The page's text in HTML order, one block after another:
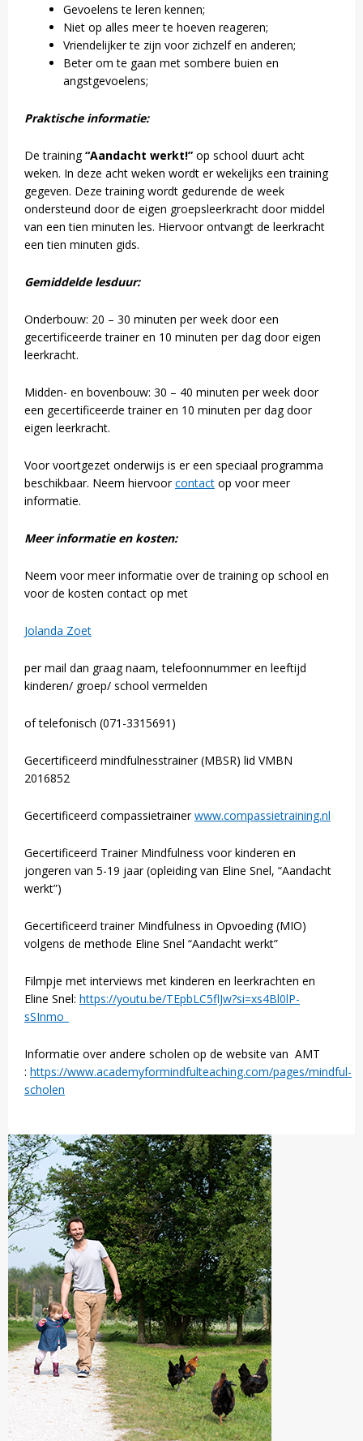
Gevoelens te leren kennen;
Niet op alles meer te hoeven reageren;
Vriendelijker te zijn voor zichzelf en anderen;
Beter om te gaan met sombere buien en
angstgevoelens;
Praktische informatie:
De training“Aandacht werkt!” op school duurt acht
weken. In deze acht weken wordt er wekelijks een training
gegeven. Deze training wordt gedurende de week
ondersteund door de eigen groepsleerkracht door middel
van een tien minuten les. Hiervoor ontvangt de leerkracht
een tien minuten gids.
Gemiddelde lesduur:
Onderbouw: 20 – 30 minuten per week door een
gecertificeerde trainer en 10 minuten per dag door eigen
leerkracht.
Midden- en bovenbouw: 30 – 40 minuten per week door
een gecertificeerde trainer en 10 minuten per dag door
eigen leerkracht.
Voor voortgezet onderwijs is er een speciaal programma
beschikbaar. Neem hiervoorcontact op voor meer
informatie.
Meer informatie en kosten:
Neem voor meer informatie over de training op school en
voor de kosten contact op met
Jolanda Zoet
per mail dan graag naam, telefoonnummer en leeftijd
kinderen/ groep/ school vermelden
of telefonisch (071-3315691)
Gecertificeerd mindfulnesstrainer (MBSR) lid VMBN
2016852
Gecertificeerd compassietrainerwww.compassietraining.nl
Gecertificeerd Trainer Mindfulness voor kinderen en
jongeren van 5-19 jaar (opleiding van Eline Snel, “Aandacht
werkt”)
Gecertificeerd trainer Mindfulness in Opvoeding (MIO)
volgens de methode Eline Snel “Aandacht werkt”
Filmpje met interviews met kinderen en leerkrachten en
Eline Snel: https://youtu.be/TEpbLC5flJw?si=xs4Bl0lP-
sSInmo_
Informatie over andere scholen op de website van AMT
: https://www.academyformindfulteaching.com/pages/mindful-
scholen